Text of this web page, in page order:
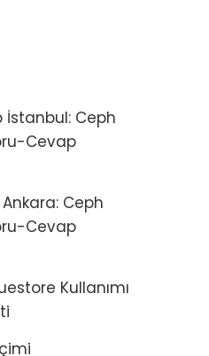
İstanbul: Ceph
Cevap
Ceph
Cevap
Kullanımı